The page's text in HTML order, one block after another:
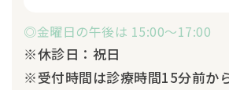
◎金曜日の午後は 15:00～17:00
※休診日：祝日
※受付時間は診療時間15分前か